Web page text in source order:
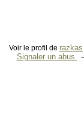
Voir le profil de razkas
Signaler un abus